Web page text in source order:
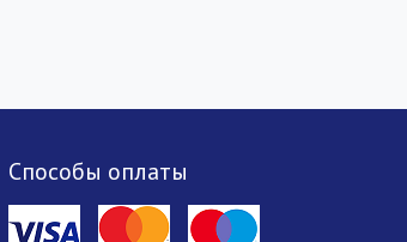
Способы оплаты